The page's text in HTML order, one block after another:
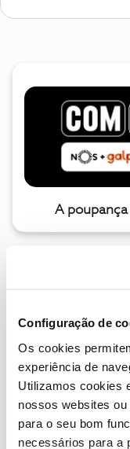
Configuração de
Os cookies
experiência de
Utilizamos cookies
nossos websites
para o seu bom
necessários para a
A
Descubra as